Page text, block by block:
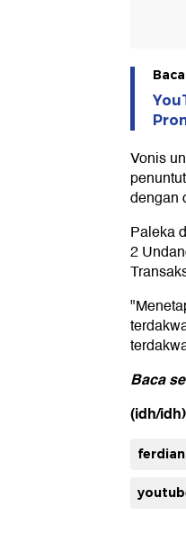
Vonis
dengan
Paleka
2
Baca
(idh/idh)